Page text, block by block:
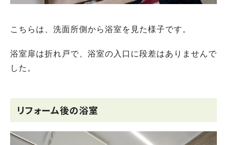
こちらは、洗面所側から浴室を見た様子です。
浴室扉は折れ戸で、浴室の入口に段差はありませんで
した。
リフォーム後の浴室